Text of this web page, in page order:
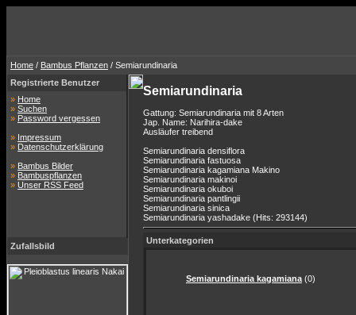
Home / Bambus Pflanzen / Semiarundinaria
Registrierte Benutzer
» Home
» Suchen
» Password vergessen
» Impressum
» Datenschutzerklärung
» Bambus Bilder
» Bambuspflanzen
» Unser RSS Feed
Zufallsbild
Semiarundinaria
Gattung: Semiarundinaria mit 8 Arten
Jap. Name: Narihira-dake
Ausläufer treibend
Semiarundinaria densiflora
Semiarundinaria fastuosa
Semiarundinaria kagamiana Makino
Semiarundinaria makinoi
Semiarundinaria okuboi
Semiarundinaria pantlingii
Semiarundinaria sinica
Semiarundinaria yashadake (Hits: 293144)
Unterkategorien
Semiarundinaria kagamiana (0)